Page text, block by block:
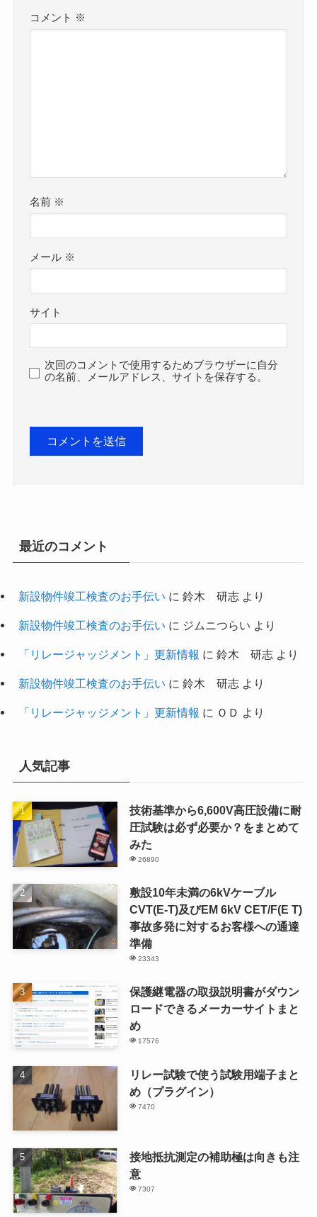
コメント ※
名前 ※
メール ※
サイト
次回のコメントで使用するためブラウザーに自分
の名前、メールアドレス、サイトを保存する。
最近のコメント
新設物件竣工検査のお手伝い に 鈴木 研志より
新設物件竣工検査のお手伝い に ジムニつらい より
「リレージャッジメント」更新情報 に 鈴木 研志より
新設物件竣工検査のお手伝い に 鈴木 研志より
「リレージャッジメント」更新情報 に ＯＤ より
人気記事
技術基準から6,600V高圧設備に耐
圧試験は必ず必要か？をまとめて
みた
26890
敷設10年未満の6kVケーブル
CVT(E-T)及びEM 6kV CET/F(E T)
事故多発に対するお客様への通達
準備
23343
保護継電器の取扱説明書がダウン
ロードできるメーカーサイトまと
め
17576
リレー試験で使う試験用端子まと
め（プラグイン）
7470
接地抵抗測定の補助極は向きも注
意
7307